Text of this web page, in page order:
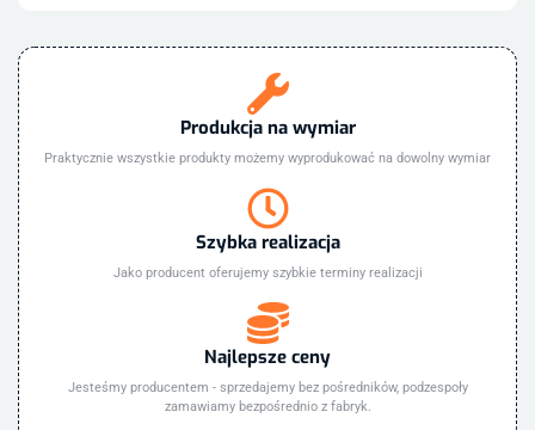
Produkcja na wymiar
Praktycznie wszystkie produkty możemy wyprodukować na dowolny wymiar
Szybka realizacja
Jako producent oferujemy szybkie terminy realizacji
Najlepsze ceny
Jesteśmy producentem - sprzedajemy bez pośredników, podzespoły
zamawiamy bezpośrednio z fabryk.